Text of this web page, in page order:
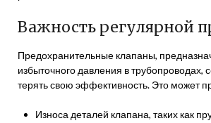
Важность регулярной
Предохранительные клапаны,
избыточного давления в трубопроводах,
терять свою эффективность. Это может
Износа деталей клапана, таких как